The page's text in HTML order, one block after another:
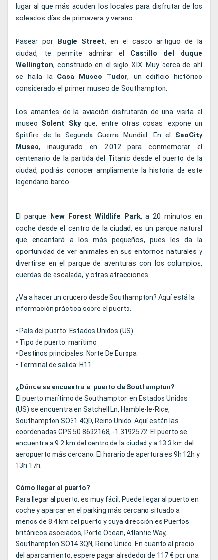
lugar al que más acuden los locales para disfrutar de los
soleados días de primavera y verano.
Pasear por Bugle Street, en el casco antiguo de la
ciudad, te permite admirar el Castillo del duque
Wellington, construido en el siglo XIX. Muy cerca de ahí
se halla la Casa Museo Tudor, un edificio histórico
considerado el primer museo de Southampton.
Los amantes de la aviación disfrutarán de una visita al
museo Solent Skyque, entre otras cosas, expone un
Spitfire de la Segunda Guerra Mundial. En el SeaCity
Museo, inaugurado en 2.012 para conmemorar el
centenario de la partida del Titanic desde el puerto de la
ciudad, podrás conocer ampliamente la historia de este
legendario barco.
El parque New Forest Wildlife Park, a 20 minutos en
coche desde el centro de la ciudad, es un parque natural
que encantará a los más pequeños, pues les da la
oportunidad de ver animales en sus entornos naturales y
divertirse en el parque de aventuras con los columpios,
cuerdas de escalada, y otras atracciones.
¿Va a hacer un crucero desde Southampton? Aquí está la
información práctica sobre el puerto.
• País del puerto: Estados Unidos (US)
• Tipo de puerto: marítimo
• Destinos principales: Norte De Europa
• Terminal de salida: H11
¿Dónde se encuentra el puerto de Southampton?
El puerto marítimo de Southampton en Estados Unidos
(US) se encuentra en Satchell Ln, Hamble-le-Rice,
Southampton SO31 4QD, Reino Unido. Aquí están las
coordenadas GPS 50.8692168, -1.3192572. El puerto se
encuentra a 9.2 km del centro de la ciudad y a 13.3 km del
aeropuerto más cercano. El horario de apertura es 9h 12h y
13h 17h.
Cómo llegar al puerto?
Para llegar al puerto, es muy fácil. Puede llegar al puerto en
coche y aparcar en el parking más cercano situado a
menos de 8.4 km del puerto y cuya dirección es Puertos
británicos asociados, Porte Ocean, Atlantic Way,
Southampton SO14 3QN, Reino Unido. En cuanto al precio
del aparcamiento, espere pagar alrededor de 117 € por una